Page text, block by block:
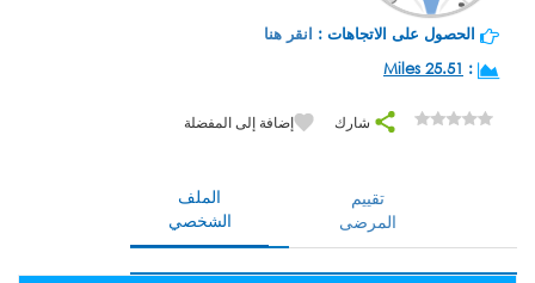
الحصول على الاتجاهات : انقر هنا
:
25.51 Miles
شارك إضافة إلى المفضلة
الملف
الشخصي
تقييم
المرضى